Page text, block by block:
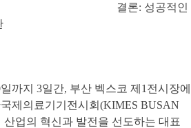
결론: 성공적인
까지 3일간, 부산 벡스코 제1전시장에
제의료기기전시회(KIMES BUSAN
업의 혁신과 발전을 선도하는 대표